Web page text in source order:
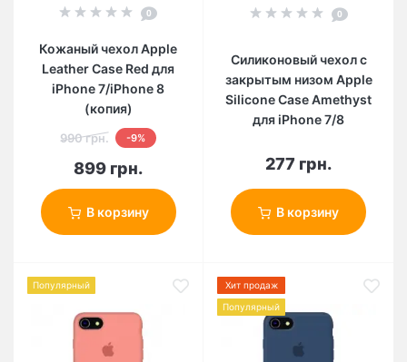
0
Кожаный чехол Apple
Leather Case Red для
iPhone 7/iPhone 8
(копия)
990 грн. -9%
899 грн.
В корзину
0
Силиконовый чехол c
закрытым низом Apple
Silicone Case Amethyst
для iPhone 7/8
277 грн.
В корзину
Популярный
Хит продаж
Популярный